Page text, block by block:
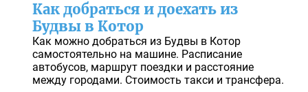
Как добраться и доехать из
Будвы в Котор
Как можно добраться из Будвы в Котор
самостоятельно на машине. Расписание
автобусов, маршрут поездки и расстояние
между городами. Стоимость такси и трансфера.